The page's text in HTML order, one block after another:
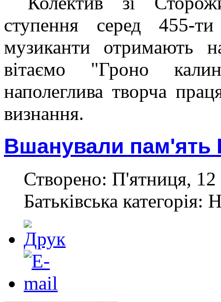
ступення серед 455-
музиканти отримають
вітаємо "Гроно
наполеглива творча
визнання.
Вшанували пам'ять
Створено: П'ятниця, 12
Батьківська категорія: